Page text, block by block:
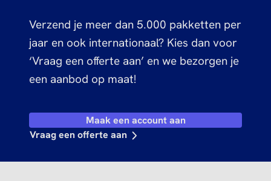
Verzend je meer dan 5.000 pakketten per
jaar en ook internationaal? Kies dan voor
‘Vraag een offerte aan’ en we bezorgen je
een aanbod op maat!
Maak een account aan
Vraag een offerte aan